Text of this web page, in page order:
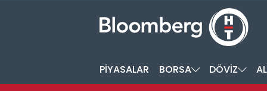
PİYASALAR BORSA DÖVİZ